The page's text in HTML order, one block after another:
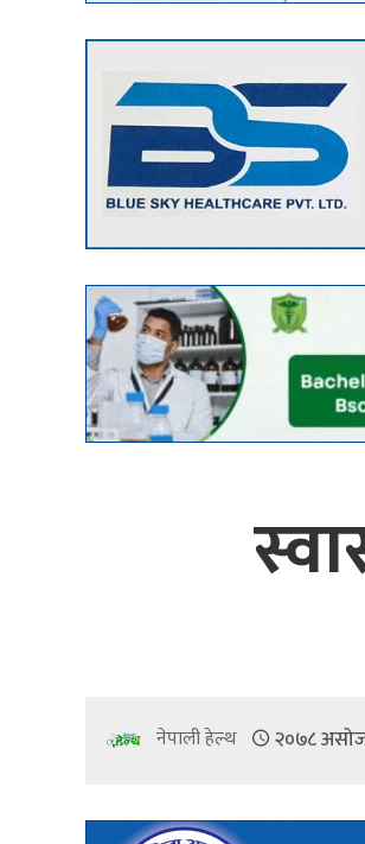
नेपाली हेल्थ २०७८